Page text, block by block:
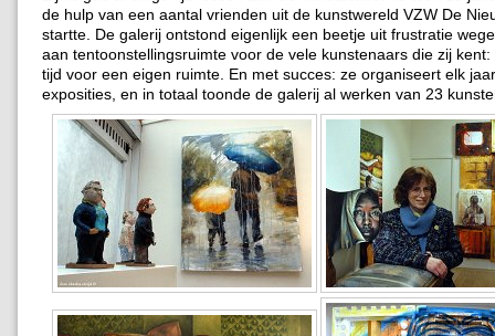
de hulp van een aantal vrienden uit de kunstwereld VZW De
startte. De galerij ontstond eigenlijk een beetje uit frustratie
aan tentoonstellingsruimte voor de vele kunstenaars die zij
tijd voor een eigen ruimte. En met succes: ze organiseert elk
exposities, en in totaal toonde de galerij al werken van 23